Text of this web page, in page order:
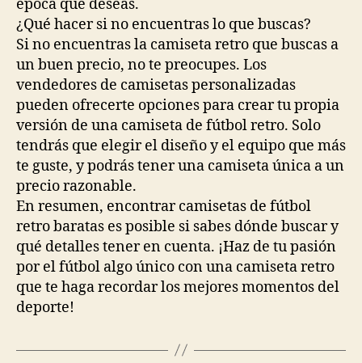
época que deseas.
¿Qué hacer si no encuentras lo que buscas?
Si no encuentras la camiseta retro que buscas a
un buen precio, no te preocupes. Los
vendedores de camisetas personalizadas
pueden ofrecerte opciones para crear tu propia
versión de una camiseta de fútbol retro. Solo
tendrás que elegir el diseño y el equipo que más
te guste, y podrás tener una camiseta única a un
precio razonable.
En resumen, encontrar camisetas de fútbol
retro baratas es posible si sabes dónde buscar y
qué detalles tener en cuenta. ¡Haz de tu pasión
por el fútbol algo único con una camiseta retro
que te haga recordar los mejores momentos del
deporte!